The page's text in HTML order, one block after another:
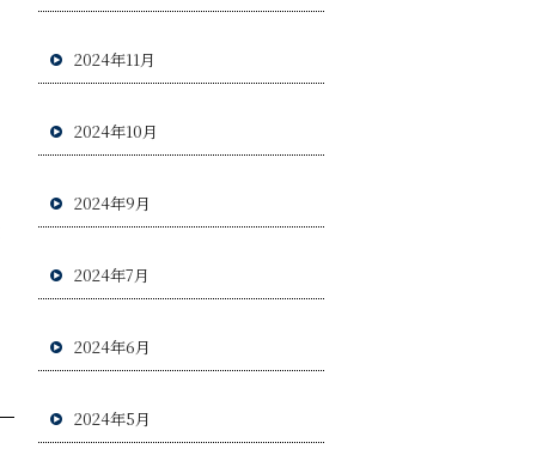
2024年11月
2024年10月
2024年9月
2024年7月
2024年6月
2024年5月